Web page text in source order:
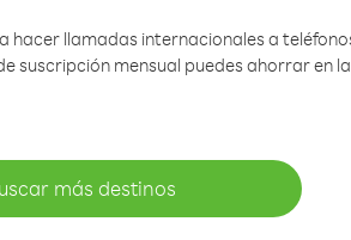
llamadas internacionales a
suscripción mensual puedes ahorrar en
más destinos